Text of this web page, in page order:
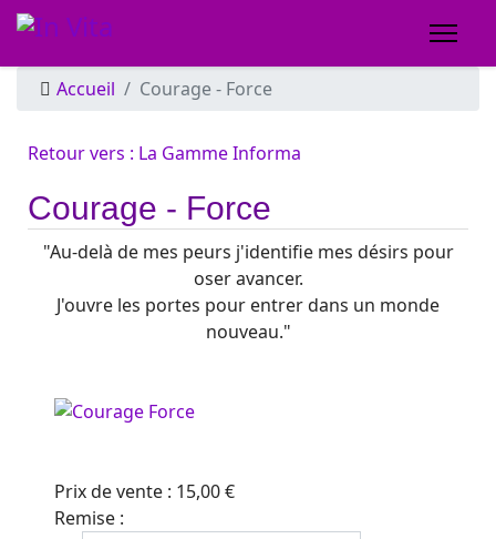
Accueil Courage - Force
Retour vers : La Gamme Informa
Courage - Force
"Au-delà de mes peurs j'identifie mes désirs pour
oser avancer.
J'ouvre les portes pour entrer dans un monde
nouveau."
Prix ​​de vente : 15,00 €
Remise :